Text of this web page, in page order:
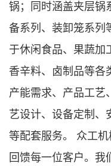
锅；同时涵盖夹层锅
备系列、装卸笼系列
于休闲食品、果蔬加
香辛料、卤制品等各
产能需求、产品工艺
艺设计、设备定制、
等配套服务。 众工
回馈每一位客户。我